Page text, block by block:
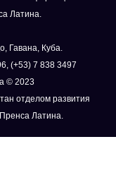
Латина.
Гавана, Куба.
(+53) 7 838 3497
© 2023
отделом развития
Латина.